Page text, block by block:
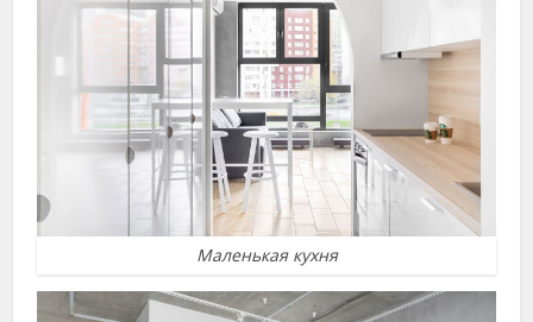
Маленькая кухня